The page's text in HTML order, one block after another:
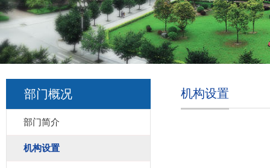
部门概况
部门简介
机构设置
机构设置